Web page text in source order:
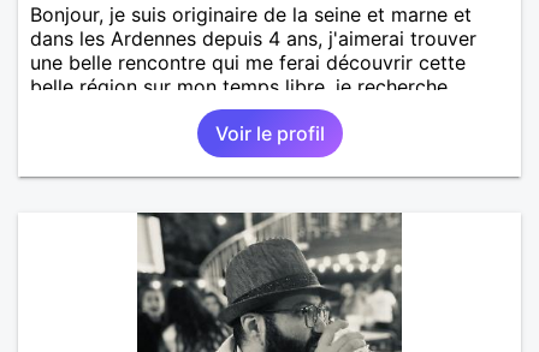
Bonjour, je suis originaire de la seine et marne et
dans les Ardennes depuis 4 ans, j'aimerai trouver
une belle rencontre qui me ferai découvrir cette
belle région sur mon temps libre, je recherche
quelqu'un de simple et sincère, une bonne
complicité et de la bonne humeur me ravirait.. alors
si l'envie de me découvrir vous en dit, je vous dis à
bientôt.
Voir le profil